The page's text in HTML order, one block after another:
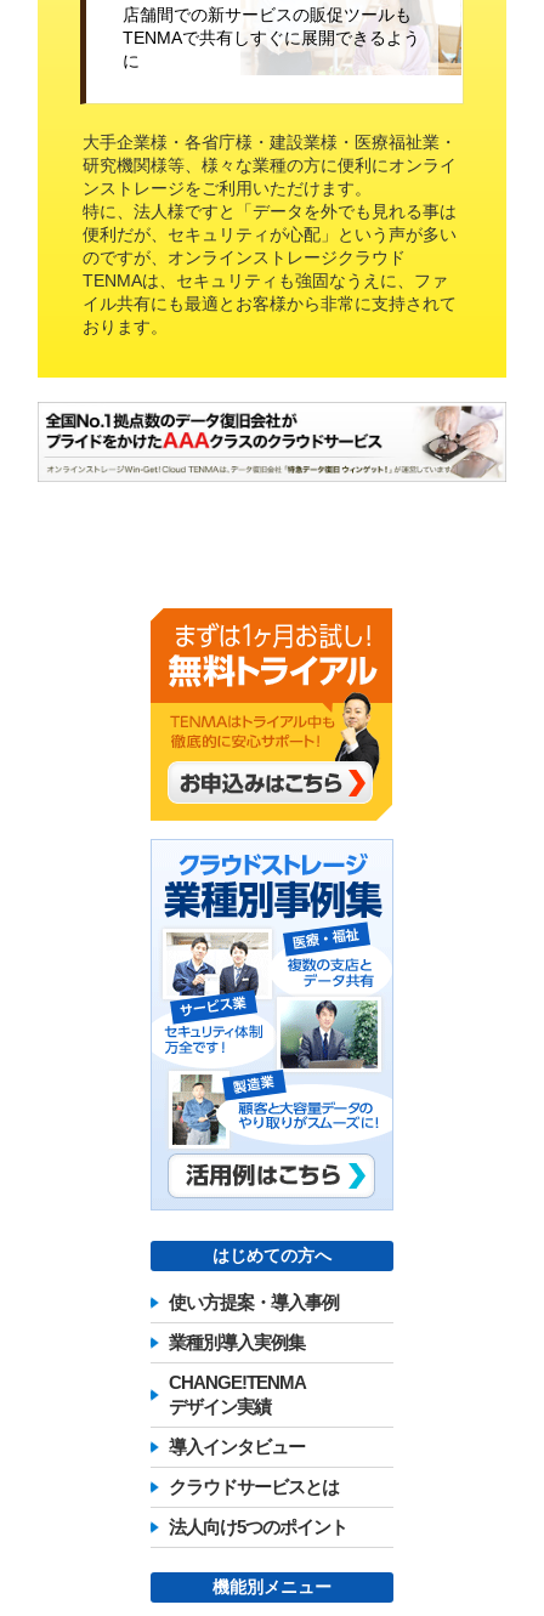
店舗間での新サービスの販促ツールも
TENMAで共有しすぐに展開できるよう
に
大手企業様・各省庁様・建設業様・医療福祉業・
研究機関様等、様々な業種の方に便利にオンライ
ンストレージをご利用いただけます。
特に、法人様ですと「データを外でも見れる事は
便利だが、セキュリティが心配」という声が多い
のですが、オンラインストレージクラウド
TENMAは、セキュリティも強固なうえに、ファ
イル共有にも最適とお客様から非常に支持されて
おります。
はじめての方へ
使い方提案・導入事例
業種別導入実例集
CHANGE!TENMA
デザイン実績
導入インタビュー
クラウドサービスとは
法人向け5つのポイント
機能別メニュー